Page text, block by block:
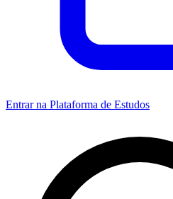
Entrar na Plataforma de Estudos